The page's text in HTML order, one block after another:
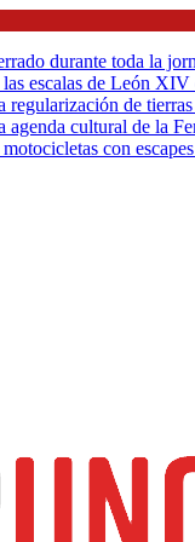
durante toda la
escalas de León
regularización de
agenda cultural de la
con